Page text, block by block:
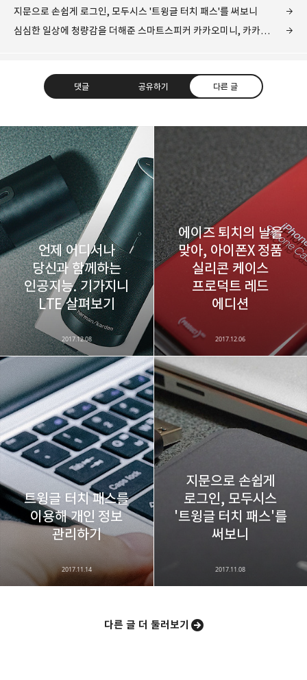
지문으로 손쉽게 로그인, 모두시스 '트윙글 터치 패스'를 써보니
심심한 일상에 청량감을 더해준 스마트스피커 카카오미니, 카카오프렌즈가 돋보이는 후기는?
댓글 공유하기 다른 글
레이니아
다방면의 깊은 관심과 얕은 이해도를 갖춘 보편적
비주류이자 진화하는 영원한 주변인.
구독하기
구독하기 카카오톡
카카오스토리 밴드 네이버 블로그
언제 어디서나
당신과 함께하는
인공지능. 기가지니
LTE 살펴보기
2017.12.08
에이즈 퇴치의 날을
맞아, 아이폰X 정품
실리콘 케이스
프로덕트 레드
에디션
2017.12.06
트윙글 터치 패스를
이용해 개인 정보
관리하기
2017.11.14
지문으로 손쉽게
로그인, 모두시스
'트윙글 터치 패스'를
써보니
2017.11.08
다른 글 더 둘러보기